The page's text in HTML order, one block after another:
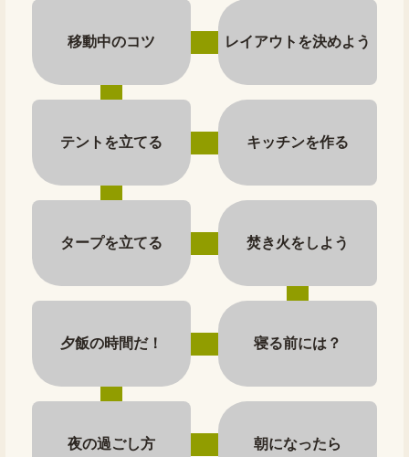
移動中のコツ レイアウトを決めよう
テントを立てる キッチンを作る
タープを立てる 焚き火をしよう
夕飯の時間だ！ 寝る前には？
夜の過ごし方 朝になったら